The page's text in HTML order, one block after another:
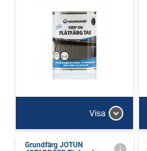
Visa
Grundfärg JOTUN